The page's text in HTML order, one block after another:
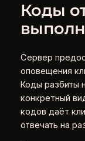
Коды
Сервер
оповещения
Коды разбиты
конкретный
кодов даёт
отвечать на